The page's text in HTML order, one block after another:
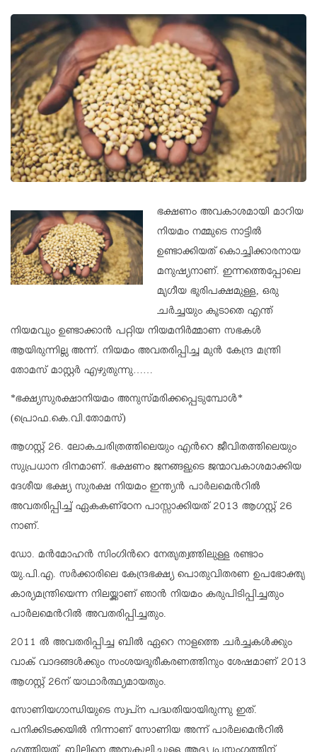
ഭക്ഷണം അവകാശമായി മാറിയ
നിയമം നമ്മുടെ നാട്ടിൽ
ഉണ്ടാക്കിയത് കൊച്ചിക്കാരനായ
മനുഷ്യനാണ്. ഇന്നത്തെപ്പോലെ
മൃഗീയ ഭൂരിപക്ഷമുള്ള, ഒരു
ചർച്ചയും കൂടാതെ എന്ത്
നിയമവും ഉണ്ടാക്കാൻ പറ്റിയ നിയമനിർമ്മാണ സഭകൾ
ആയിരുന്നില്ല അന്ന്. നിയമം അവതരിപ്പിച്ച മുൻ കേന്ദ്ര മന്ത്രി
തോമസ് മാസ്റ്റർ എഴുതുന്നു……
*ഭക്ഷ്യസുരക്ഷാനിയമം അനുസ്മരിക്കപ്പെടുമ്പോൾ*
(പ്രൊഫ.കെ.വി.തോമസ്)
ആഗസ്റ്റ് 26. ലോകചരിത്രത്തിലെയും എന്‍റെ ജീവിതത്തിലെയും
സുപ്രധാന ദിനമാണ്. ഭക്ഷണം ജനങ്ങളുടെ ജന്മാവകാശമാക്കിയ
ദേശീയ ഭക്ഷ്യ സുരക്ഷ നിയമം ഇന്ത്യൻ പാർലമെന്‍റിൽ
അവതരിപ്പിച്ച് ഏകകണ്ഠേന പാസ്സാക്കിയത് 2013 ആഗസ്റ്റ് 26
നാണ്.
ഡോ. മൻമോഹൻ സിംഗിന്‍റെ നേതൃത്വത്തിലുള്ള രണ്ടാം
യു.പി.എ. സർക്കാരിലെ കേന്ദ്രഭക്ഷ്യ പൊതുവിതരണ ഉപഭോക്തൃ
കാര്യമന്ത്രിയെന്ന നിലയ്ക്കാണ് ഞാൻ നിയമം കരുപിടിപ്പിച്ചതും
പാർലമെന്‍റിൽ അവതരിപ്പിച്ചതും.
2011 ൽ അവതരിപ്പിച്ച ബിൽ ഏറെ നാളത്തെ ചർച്ചകൾക്കും
വാക് വാദങ്ങൾക്കും സംശയദൂരീകരണത്തിനും ശേഷമാണ് 2013
ആഗസ്റ്റ് 26ന് യാഥാർത്ഥ്യമായതും.
സോണിയഗാന്ധിയുടെ സ്വപ്ന പദ്ധതിയായിരുന്നു ഇത്.
പനിക്കിടക്കയിൽ നിന്നാണ് സോണിയ അന്ന് പാർലമെന്‍റിൽ